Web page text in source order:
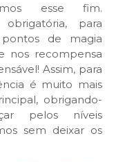
esse fim.
para
de magia
nos recompensa
Assim, para
é muito mais
obrigando-
pelos níveis
sem deixar os